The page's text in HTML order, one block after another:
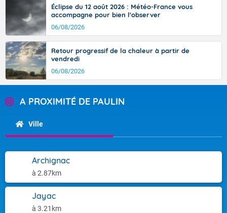
Éclipse du 12 août 2026 : Météo-France vous
accompagne pour bien l'observer
06/08/2026
Retour progressif de la chaleur à partir de
vendredi
06/08/2026
A PROXIMITÉ DE PAULIN
Ville
Archignac
à 2.87km
Jayac
à 3.21km